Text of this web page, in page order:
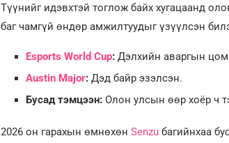
Түүнийг идэвхтэй тоглож байх хугацаанд
баг чамгүй өндөр амжилтуудыг үзүүлсэн
Esports World Cup:Дэлхийн аваргын цом
Austin Major:Дэд байр эзэлсэн.
Бусад тэмцээн:Олон улсын өөр хоёр ч
2026 он гарахын өмнөхөн Senzuбагийнхаа